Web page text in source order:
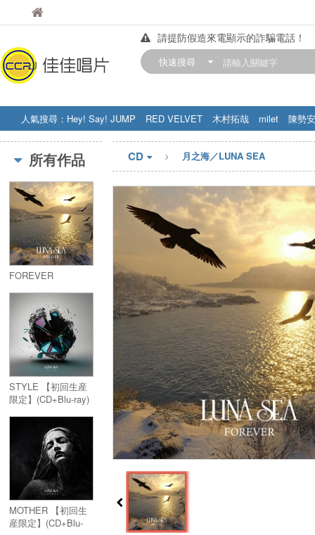
佳佳唱片
請提防假造來電顯示的詐騙電話！
【中華門市營業時間調整公告】
快速搜尋
人氣搜尋： Hey! Say! JUMP RED VELVET 木村拓哉 milet
陳勢安
STRAY KIDS
盧廣仲 周杰伦
所有作品
FOREVER
STYLE 【初回生産
限定】(CD+Blu-ray)
MOTHER 【初回生
産限定】(CD+Blu-
CD 月之海／LUNA SEA